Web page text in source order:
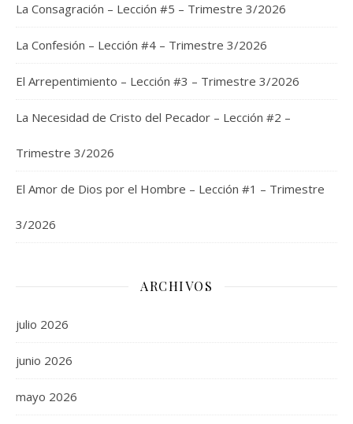
La Consagración – Lección #5 – Trimestre 3/2026
La Confesión – Lección #4 – Trimestre 3/2026
El Arrepentimiento – Lección #3 – Trimestre 3/2026
La Necesidad de Cristo del Pecador – Lección #2 –
Trimestre 3/2026
El Amor de Dios por el Hombre – Lección #1 – Trimestre
3/2026
ARCHIVOS
julio 2026
junio 2026
mayo 2026